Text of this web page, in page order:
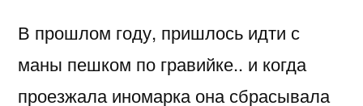
В прошлом году, пришлось идти с
маны пешком по гравийке.. и когда
проезжала иномарка она сбрасывала